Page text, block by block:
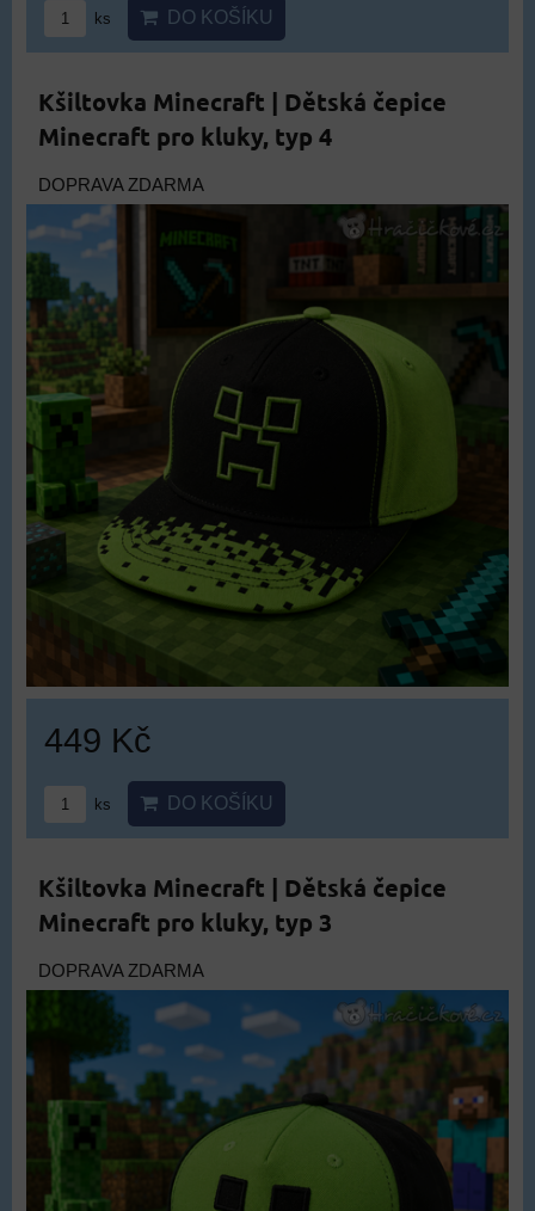
ks DO KOŠÍKU
Kšiltovka Minecraft | Dětská čepice
Minecraft pro kluky, typ 4
DOPRAVA ZDARMA
449 Kč
ks DO KOŠÍKU
Kšiltovka Minecraft | Dětská čepice
Minecraft pro kluky, typ 3
DOPRAVA ZDARMA